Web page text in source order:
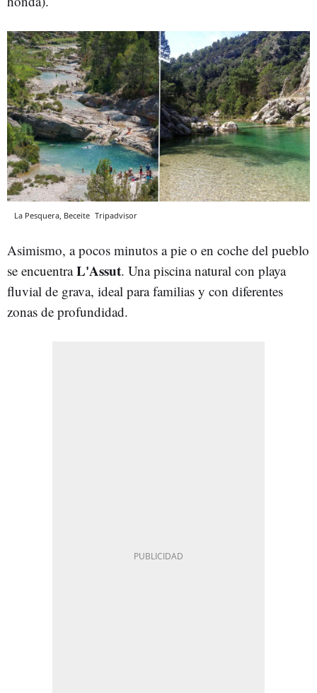
La Pesquera, Beceite Tripadvisor
Asimismo, a pocos minutos a pie o en coche del pueblo
se encuentraL'Assut. Una piscina natural con playa
fluvial de grava, ideal para familias y con diferentes
zonas de profundidad.